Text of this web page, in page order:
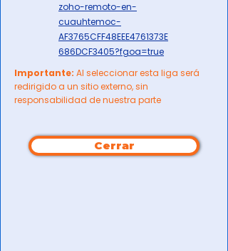
zoho-remoto-en-
cuauhtemoc-
AF3765CFF48EEE4761373E
686DCF3405?fgoa=true
Importante: Al seleccionar esta liga será
redirigido a un sitio externo, sin
responsabilidad de nuestra parte
Cerrar